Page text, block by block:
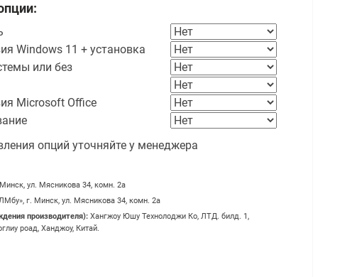
Windows 11 + установка
или без
Microsoft Office
опций уточняйте у менеджера
ул. Мясникова 34, комн. 2а
г. Минск, ул. Мясникова 34, комн. 2а
производителя): Хангжоу Юшу Технолоджи Ко, ЛТД. билд. 1,
роад, Ханджоу, Китай.